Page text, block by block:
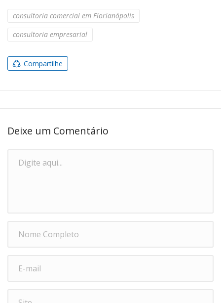
consultoria comercial em Florianópolis
consultoria empresarial
Compartilhe
Deixe um Comentário